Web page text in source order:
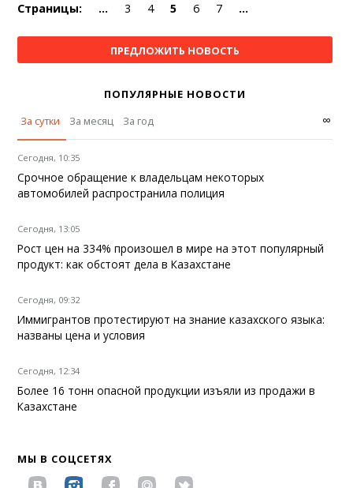
Страницы: ... 3 4 5 6 7 ...
ПРЕДЛОЖИТЬ НОВОСТЬ
ПОПУЛЯРНЫЕ НОВОСТИ
За сутки
За месяц За год ∞
Сегодня, 10:35
Срочное обращение к владельцам некоторых
автомобилей распространила полиция
Сегодня, 13:05
Рост цен на 334% произошел в мире на этот популярный
продукт: как обстоят дела в Казахстане
Сегодня, 09:32
Иммигрантов протестируют на знание казахского языка:
названы цена и условия
Сегодня, 12:34
Более 16 тонн опасной продукции изъяли из продажи в
Казахстане
МЫ В СОЦСЕТЯХ